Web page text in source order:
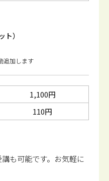
ト）
追加します
1,100円
110円
も可能です。 お気軽に